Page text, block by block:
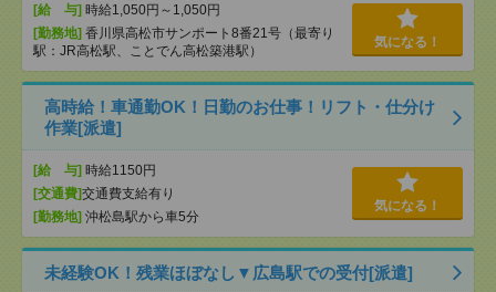
[給 与] 時給1,050円～1,050円
[勤務地] 香川県高松市サンポート8番21号（最寄り
駅：JR高松駅、ことでん高松築港駅）
気になる！
高時給！車通勤OK！日勤のお仕事！リフト・仕分け
作業[派遣]
[給 与] 時給1150円
[交通費]交通費支給有り
[勤務地] 沖松島駅から車5分
気になる！
未経験OK！残業ほぼなし▼広島駅での受付[派遣]